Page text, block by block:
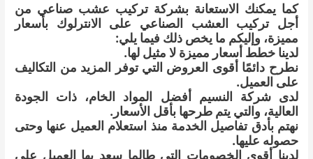
كما يمكنك الاستعانة بشركة تركيب عشب صناعي من
أجل تركيب العشب الصناعي على الانترلوك بأسعار
مميزة، وإليكم ما يخص ذلك فيما يلي:
لدينا خطط أسعار مميزة لا مثيل لها.
نطرح دائمًا أقوى العروض التي توفر المزيد من التكاليف
على العميل.
لدى شركة النسيم أفضل المواد الخام، ذات الجودة
العالية، والتي يتم طرحها بأقل الأسعار.
نهتم بأدق تفاصيل الخدمة منذ استعلام العميل عنها وحتى
حصوله عليها.
لدينا أقوى الخصومات التي طالما سعد بها العميل على